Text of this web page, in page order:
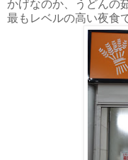
かげなのか、うどんの
最もレベルの高い夜食